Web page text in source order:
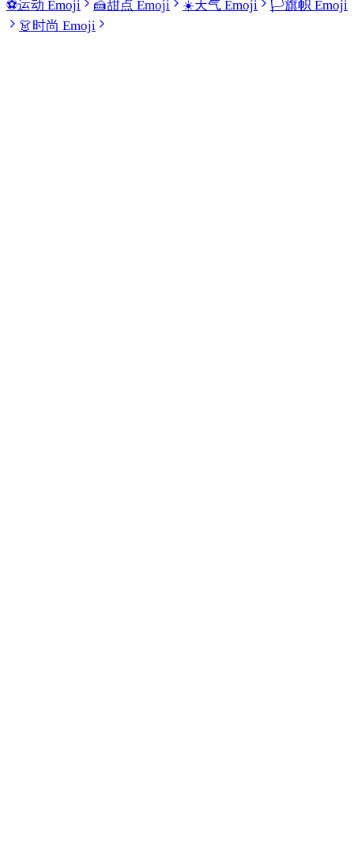
⚽运动 Emoji 🍰甜点 Emoji ☀️天气 Emoji 🏳️旗帜 Emoji
👗时尚 Emoji